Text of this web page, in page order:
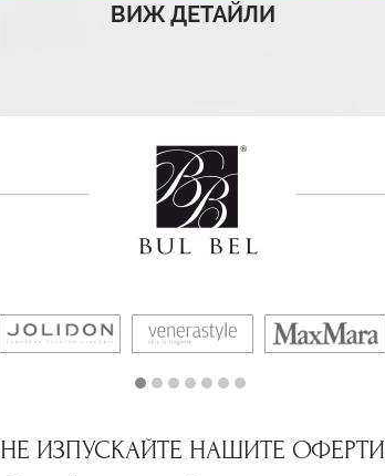
ВИЖ ДЕТАЙЛИ
НЕ ИЗПУСКАЙТЕ НАШИТЕ ОФЕРТИ